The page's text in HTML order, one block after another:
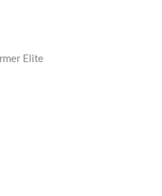
Elite